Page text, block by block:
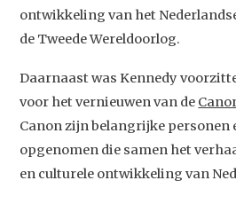
ontwikkeling van het
de Tweede Wereldoorlog.
Daarnaast was Kennedy
voor het vernieuwen van de
Canon zijn belangrijke personen
opgenomen die samen het
en culturele ontwikkeling van